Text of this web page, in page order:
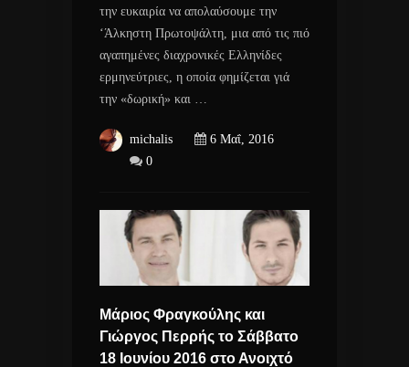
την ευκαιρία να απολαύσουμε την
‘Άλκηστη Πρωτοψάλτη, μια από τις πιό
αγαπημένες διαχρονικές Ελληνίδες
ερμηνεύτριες, η οποία φημίζεται γιά
την «δωρική» και …
michalis
6 Μαΐ, 2016
0
Μάριος Φραγκούλης και
Γιώργος Περρής το Σάββατο
18 Ιουνίου 2016 στο Ανοιχτό